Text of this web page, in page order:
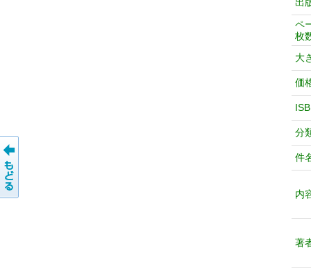
ペ
枚
大
価
分
件
内
著